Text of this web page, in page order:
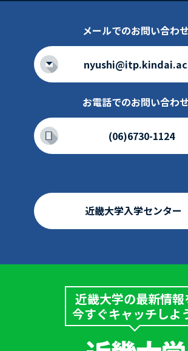
メールでのお問い合わせ
お電話でのお問い合わせ
(06)6730-1124
近畿大学入学センター
近畿大学の最新情報
今すぐキャッチしよ